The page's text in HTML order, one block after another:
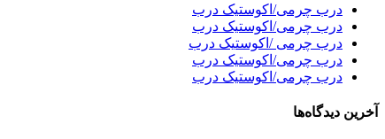
درب چرمی/اکوستیک درب
درب چرمی/اکوستیک درب
درب چرمی /اکوستیک درب
درب چرمی/اکوستیک درب
درب چرمی/اکوستیک درب
آخرین دیدگاه‌ها